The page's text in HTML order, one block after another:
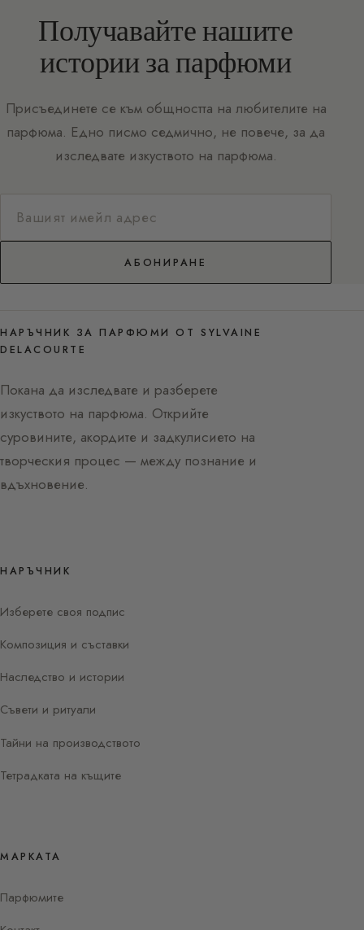
Получавайте нашите
истории за парфюми
Присъединете се към общността на любителите на
парфюма. Едно писмо седмично, не повече, за да
изследвате изкуството на парфюма.
АБОНИРАНЕ
НАРЪЧНИК ЗА ПАРФЮМИ ОТ SYLVAINE
DELACOURTE
Покана да изследвате и разберете
изкуството на парфюма. Открийте
суровините, акордите и задкулисието на
творческия процес — между познание и
вдъхновение.
НАРЪЧНИК
Изберете своя подпис
Композиция и съставки
Наследство и истории
Съвети и ритуали
Тайни на производството
Тетрадката на къщите
МАРКАТА
Парфюмите